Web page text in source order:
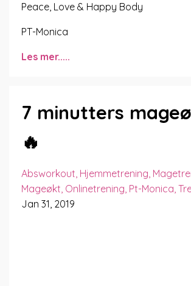
Peace, Love & Happy Body
PT-Monica
Les mer.....
7 minutters
🔥
Absworkout Hjemmetrening
Mageøkt Onlinetrening Pt-Monica
Jan 31, 2019